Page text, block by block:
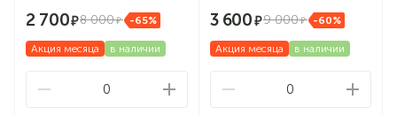
2 700 8 000 -65%
Акция месяца в наличии
0
3 600 9 000 -60%
Акция месяца в наличии
0